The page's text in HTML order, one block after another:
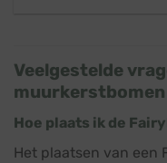
Veelgestelde
muurkerstbomen
Hoe plaats ik de
Het plaatsen van een